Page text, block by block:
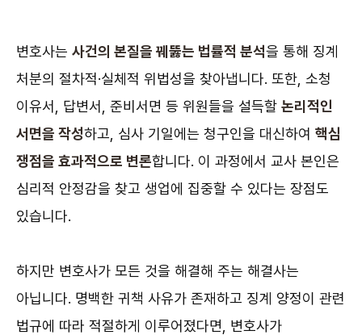
변호사는 사건의 본질을 꿰뚫는 법률적 분석을 통해 징계
처분의 절차적·실체적 위법성을 찾아냅니다. 또한, 소청
이유서, 답변서, 준비서면 등 위원들을 설득할 논리적인
서면을 작성하고, 심사 기일에는 청구인을 대신하여 핵심
쟁점을 효과적으로 변론합니다. 이 과정에서 교사 본인은
심리적 안정감을 찾고 생업에 집중할 수 있다는 장점도
있습니다.
하지만 변호사가 모든 것을 해결해 주는 해결사는
아닙니다. 명백한 귀책 사유가 존재하고 징계 양정이 관련
법규에 따라 적절하게 이루어졌다면, 변호사가